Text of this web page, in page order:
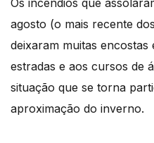
Os incêndios que
agosto (o mais recente
deixaram muitas
estradas e aos cursos de
situação que se torna
aproximação do inverno.